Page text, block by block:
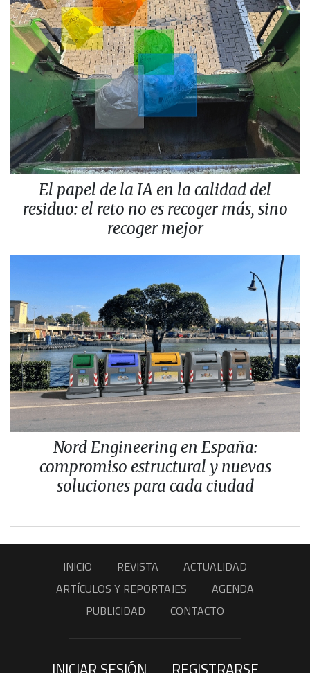
El papel de la IA en la calidad del
residuo: el reto no es recoger más, sino
recoger mejor
Nord Engineering en España:
compromiso estructural y nuevas
soluciones para cada ciudad
INICIO REVISTA
ACTUALIDAD
ARTÍCULOS Y REPORTAJES
AGENDA
PUBLICIDAD
CONTACTO
INICIAR SESIÓN REGISTRARSE